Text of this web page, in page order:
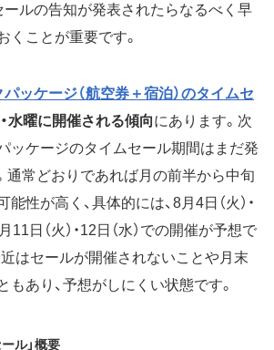
ールの告知が発表されたらなるべく早
くことが重要です。
ッケージ（航空券＋宿泊）のタイムセ
水曜に開催される傾向にあります。次
ッケージのタイムセール期間はまだ発
通常どおりであれば月の前半から中旬
性が高く、具体的には、8月4日（火）・
11日（火）・12日（水）での開催が予想で
近はセールが開催されないことや月末
もあり、予想がしにくい状態です。
ル」概要